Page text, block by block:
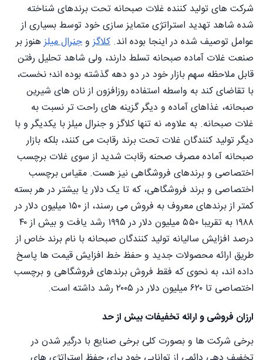
شرکت های تولید کننده غلات صبحانه تحت برندهای شناخته
شده شاهد تهدید استراتژی متمایز سازی خود توسط بسیاری از
عوامل توصیف شده در اینجا بوده اند. کلاگزوجنرال میلزهنوز بر
صنعت غلات آماده صبحانه تسلط دارند، ولی شاهد تحلیل رفتن
قابل ملاحظه سهم بازار خود در دو دهه گذشته بوده اند؛ نخست،
با تقاضای کند به واسطه استفاده روزافزون از نان های شیرین
صبحانه، غذاهای آماده و دیگر گزینه های راحت تر نسبت به
غلات صبحانه. به علاوه، نه تنها کلاگز و جنرال میلز با یکدیگر و با
دیگر تولید کنندگان غلات تحت برند رقابت می کنند، بلکه بازار
صبحانه آماده مصرف صحنه رقابت شدید از سوی غلات برچسب
اختصاصی و برندهای فروشگاهی نیز هست. مقیاس برچسب
اختصاصی و برند فروشگاهی، که تا یک دلار یا بیشتر در هر بسته
کمتر از برندهای معروف به فروش می رسند، از ۱۵۰ میلیون دلار در
۱۹۸۸ به تقریبا ۵۵۰ میلیون دلار در ۱۹۹۵ رشد یافت و بیش از ۴۰
درصد افزایش سالیانه تولید کنندگان صبحانه با نام برند خاص از
طریق ارائه محصولات جدید و حفظ خط افزایش قیمت ها پاسخ
داده اند، به نحوی که فقط فروش برندهای فروشگاهی و برچسب
اختصاصی تا ۶۲۰ میلیون دلار در ۲۰۰۵ رشد داشته است.
ارزان فروشی و ارائه تخفیفات بیش از حد
برخی شرکت ها و بصورت کلی برخی صنایع با درگیر شدن در